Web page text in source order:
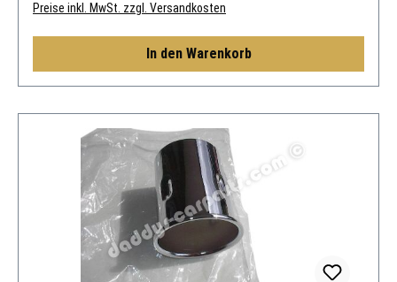
Preise inkl. MwSt. zzgl. Versandkosten
In den Warenkorb